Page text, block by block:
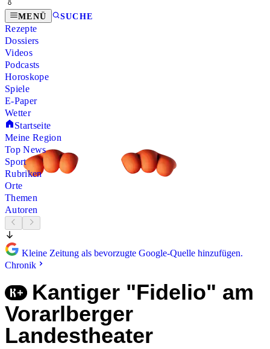
MENÜ SUCHE
Rezepte
Dossiers
Videos
Podcasts
Horoskope
Spiele
E-Paper
Wetter
Startseite
Meine Region
Top News
Sport
Rubriken
Orte
Themen
Autoren
Kleine Zeitung als bevorzugte Google-Quelle hinzufügen.
Chronik
Kantiger "Fidelio" am
Vorarlberger
Landestheater